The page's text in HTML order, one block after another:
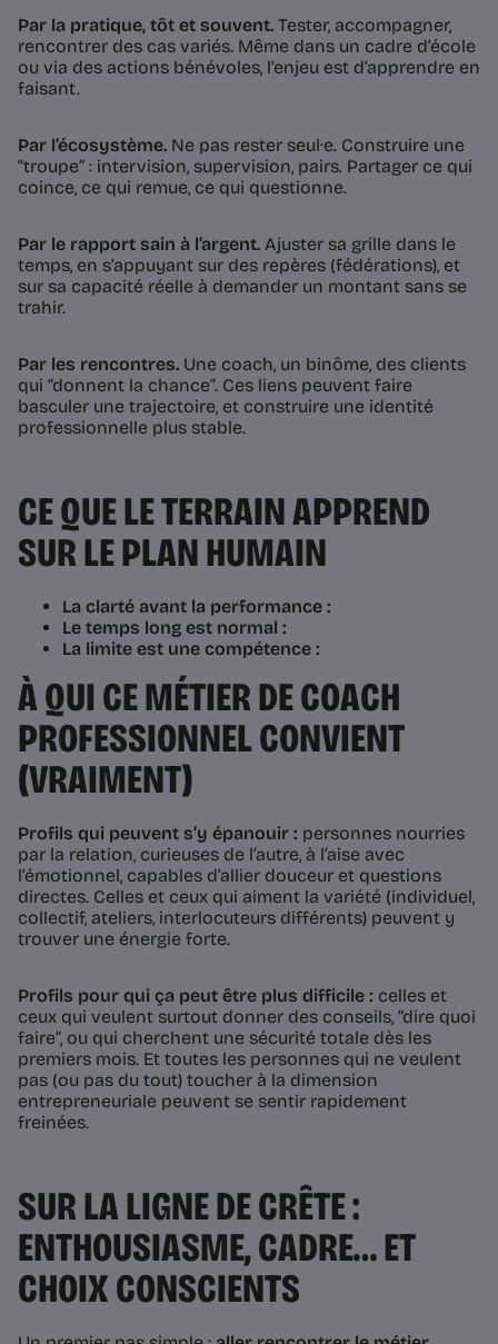
Par la pratique, tôt et souvent. Tester, accompagner,
rencontrer des cas variés. Même dans un cadre d’école
ou via des actions bénévoles, l’enjeu est d’apprendre en
faisant.
Par l’écosystème. Ne pas rester seul·e. Construire une
“troupe” : intervision, supervision, pairs. Partager ce qui
coince, ce qui remue, ce qui questionne.
Par le rapport sain à l’argent. Ajuster sa grille dans le
temps, en s’appuyant sur des repères (fédérations), et
sur sa capacité réelle à demander un montant sans se
trahir.
Par les rencontres. Une coach, un binôme, des clients
qui “donnent la chance”. Ces liens peuvent faire
basculer une trajectoire, et construire une identité
professionnelle plus stable.
CE QUE LE TERRAIN APPREND
SUR LE PLAN HUMAIN
La clarté avant la performance :
Le temps long est normal :
La limite est une compétence :
À QUI CE MÉTIER DE COACH
PROFESSIONNEL CONVIENT
(VRAIMENT)
Profils qui peuvent s’y épanouir : personnes nourries
par la relation, curieuses de l’autre, à l’aise avec
l’émotionnel, capables d’allier douceur et questions
directes. Celles et ceux qui aiment la variété (individuel,
collectif, ateliers, interlocuteurs différents) peuvent y
trouver une énergie forte.
Profils pour qui ça peut être plus difficile : celles et
ceux qui veulent surtout donner des conseils, “dire quoi
faire”, ou qui cherchent une sécurité totale dès les
premiers mois. Et toutes les personnes qui ne veulent
pas (ou pas du tout) toucher à la dimension
entrepreneuriale peuvent se sentir rapidement
freinées.
SUR LA LIGNE DE CRÊTE :
ENTHOUSIASME, CADRE… ET
CHOIX CONSCIENTS